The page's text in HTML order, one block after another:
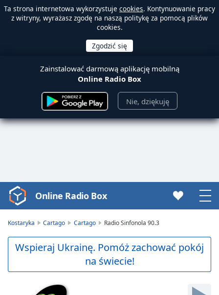
Ta strona internetowa wykorzystuje cookies. Kontynuowanie pracy
z witryny, wyrażasz zgodę na naszą politykę za pomocą plików
cookies.
Zainstalować darmową aplikację mobilną
Online Radio Box
Nie, dziękuję
Video
Player
Play
Video
Skip
Online Radio Box
Kostaryka Cartago Cartago Radio Sinfonola 90.3
Wspieraj Ukrainę. Pomóż zachować pokój
na świecie!